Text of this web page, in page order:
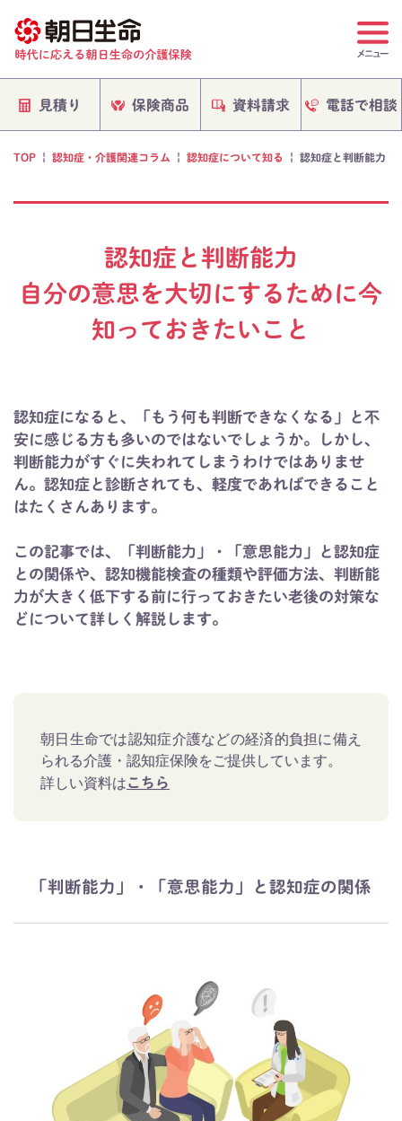
見積り 保険商品 資料請求 電話で相談
TOP | 認知症・介護関連コラム | 認知症について知る | 認知症と判断能力
認知症と判断能力
自分の意思を大切にするために今
知っておきたいこと
認知症になると、「もう何も判断できなくなる」と不
安に感じる方も多いのではないでしょうか。しかし、
判断能力がすぐに失われてしまうわけではありませ
ん。認知症と診断されても、軽度であればできること
はたくさんあります。
この記事では、「判断能力」・「意思能力」と認知症
との関係や、認知機能検査の種類や評価方法、判断能
力が大きく低下する前に行っておきたい老後の対策な
どについて詳しく解説します。
朝日生命では認知症介護などの経済的負担に備え
られる介護・認知症保険をご提供しています。
詳しい資料はこちら
「判断能力」・「意思能力」と認知症の関係